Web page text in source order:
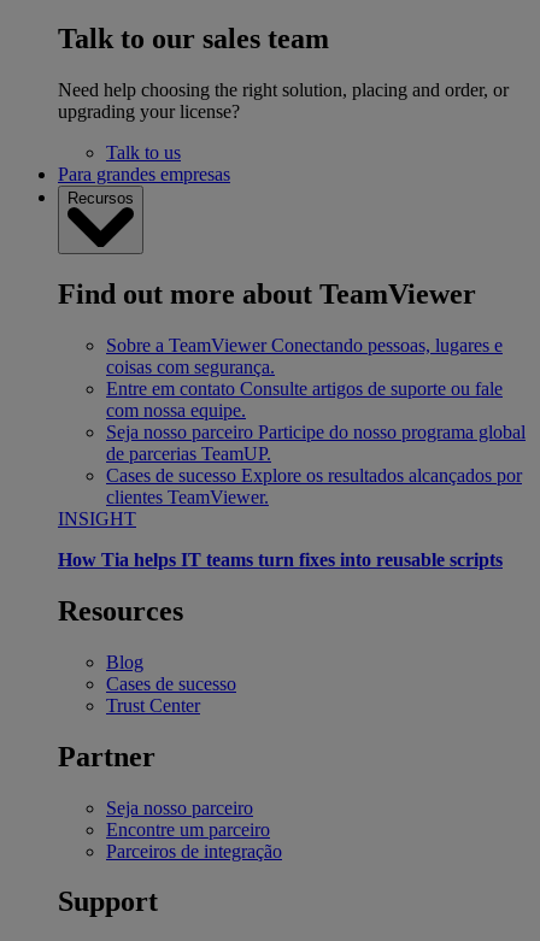
Talk to our sales team
Need help choosing the right solution, placing and order, or
upgrading your license?
Talk to us
Para grandes empresas
Recursos
Find out more about TeamViewer
Sobre a TeamViewer Conectando pessoas, lugares e
coisas com segurança.
Entre em contato Consulte artigos de suporte ou fale
com nossa equipe.
Seja nosso parceiro Participe do nosso programa global
de parcerias TeamUP.
Cases de sucesso Explore os resultados alcançados por
clientes TeamViewer.
INSIGHT
How Tia helps IT teams turn fixes into reusable scripts
Resources
Blog
Cases de sucesso
Trust Center
Partner
Seja nosso parceiro
Encontre um parceiro
Parceiros de integração
Support